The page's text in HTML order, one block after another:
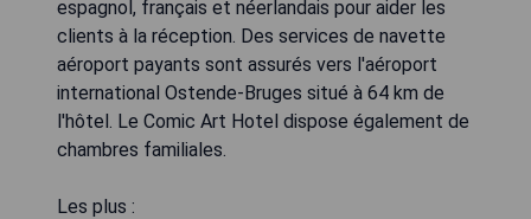
espagnol, français et néerlandais pour aider les
clients à la réception. Des services de navette
aéroport payants sont assurés vers l'aéroport
international Ostende-Bruges situé à 64 km de
l'hôtel. Le Comic Art Hotel dispose également de
chambres familiales.
Les plus :